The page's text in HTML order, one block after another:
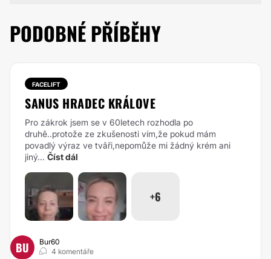
PODOBNÉ PŘÍBĚHY
FACELIFT
SANUS HRADEC KRÁLOVE
Pro zákrok jsem se v 60letech rozhodla po
druhê..protože ze zkušenosti vím,že pokud mám
povadlý výraz ve tvâři,nepomůže mi žádný krém ani
jiný... Číst dál
+6
BU
Bur60
4 komentáře